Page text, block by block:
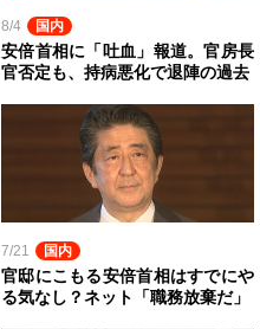
8/4 国内
安倍首相に「吐血」報道。官房長
官否定も、持病悪化で退陣の過去
7/21 国内
官邸にこもる安倍首相はすでにや
る気なし？ネット「職務放棄だ」